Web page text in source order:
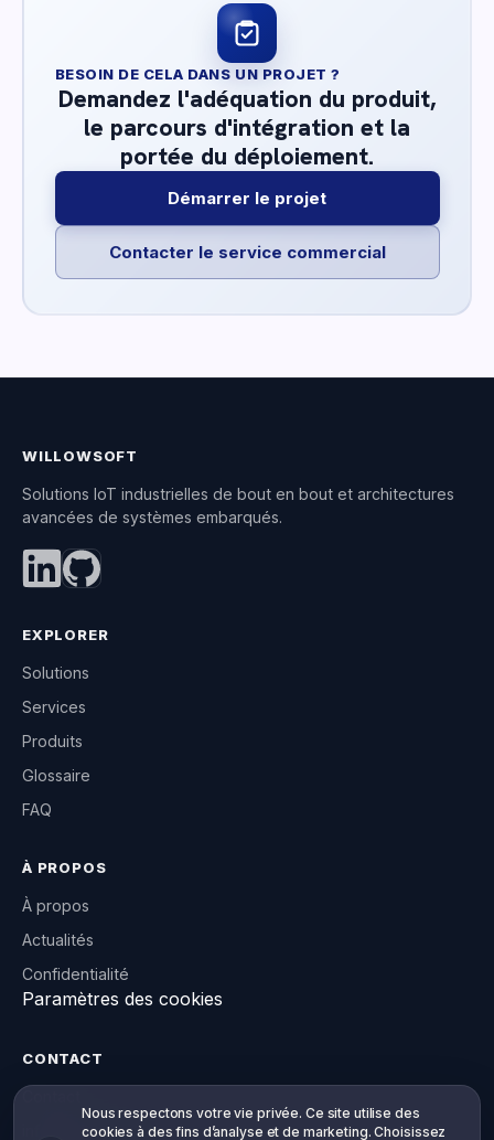
BESOIN DE CELA DANS UN PROJET ?
Demandez l'adéquation du produit,
le parcours d'intégration et la
portée du déploiement.
Démarrer le projet
Contacter le service commercial
WILLOWSOFT
Solutions IoT industrielles de bout en bout et architectures
avancées de systèmes embarqués.
EXPLORER
Solutions
Services
Produits
Glossaire
FAQ
À PROPOS
À propos
Actualités
Confidentialité
Paramètres des cookies
CONTACT
info@willowsoft.co
Votre vie privée, votre choix
Nous respectons votre vie privée. Ce site utilise des
cookies à des fins d’analyse et de marketing. Choisissez